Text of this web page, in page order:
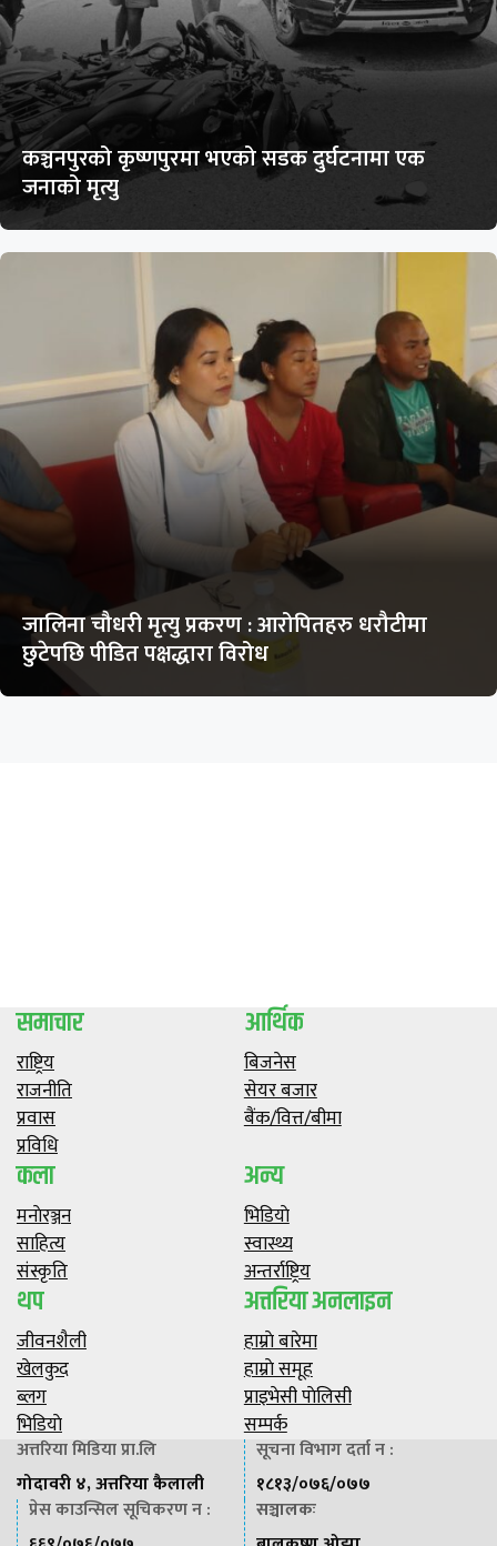
कञ्चनपुरको कृष्णपुरमा भएको सडक दुर्घटनामा एक
जनाको मृत्यु
जालिना चौधरी मृत्यु प्रकरण : आरोपितहरु धरौटीमा
छुटेपछि पीडित पक्षद्धारा विरोध
समाचार
राष्ट्रिय
राजनीति
प्रवास
प्रविधि
आर्थिक
बिजनेस
सेयर बजार
बैंक/वित्त/बीमा
कला
मनाेरञ्जन
साहित्य
संस्कृति
अन्य
भिडियाे
स्वास्थ्य
अन्तर्राष्ट्रिय
थप
जीवनशैली
खेलकुद
ब्लग
भिडियाे
अत्तरिया अनलाइन
हाम्राे बारेमा
हाम्राे समूह
प्राइभेसी पाेलिसी
सम्पर्क
अत्तरिया मिडिया प्रा.लि
गोदावरी ४, अत्तरिया कैलाली
सूचना विभाग दर्ता न :
१८१३/०७६/०७७
प्रेस काउन्सिल सूचिकरण न :
सञ्चालकः